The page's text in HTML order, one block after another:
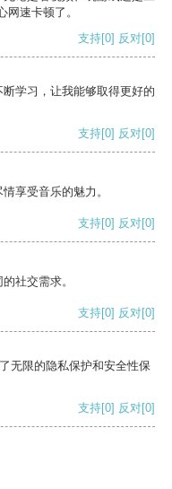
速卡顿了。
支持[0] 反对[0]
学习，让我能够取得更好的
支持[0] 反对[0]
享受音乐的魅力。
支持[0] 反对[0]
社交需求。
支持[0] 反对[0]
无限的隐私保护和安全性保
支持[0] 反对[0]